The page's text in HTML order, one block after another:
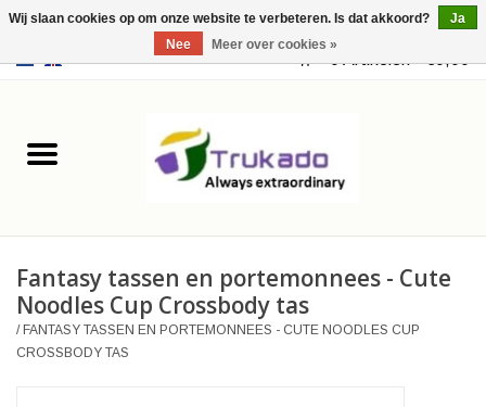
USD 0 Artikelen - €0,00
Leer
Merchandise
Retro Vintage
Fantasy tassen en portemonnees - Cute
Noodles Cup Crossbody tas
/FANTASY TASSEN EN PORTEMONNEES - CUTE NOODLES CUP
CROSSBODY TAS
Wij slaan cookies op om onze website te verbeteren. Is dat akkoord?
Ja
Nee
Meer over cookies »